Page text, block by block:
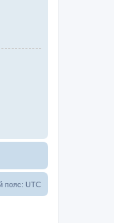
пояс: UTC